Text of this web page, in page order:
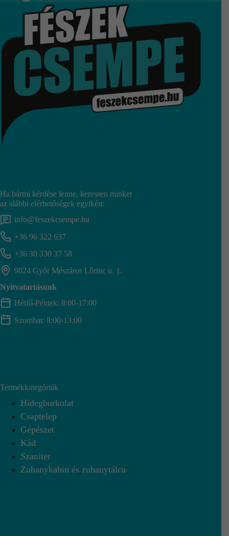
Ha bármi kérdése lenne, keressen minket
az alábbi elérhetőségek egyikén:
info@feszekcsempe.hu
+36 96 322 637
+36 30 330 37 58
9024 Győr Mészáros Lőrinc u. 1.
Nyitvatartásunk
Hétfő-Péntek: 8:00-17:00
Szombat: 8:00-13:00
Termékkategóriák
Hidegburkolat
Csaptelep
Gépészet
Kád
Szaniter
Zuhanykabin és zuhanytálca